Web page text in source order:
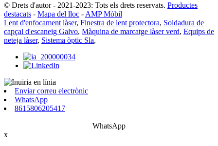
© Drets d'autor - 2021-2023: Tots els drets reservats. Productes
destacats - Mapa del lloc - AMP Mòbil
Lent d'enfocament làser, Finestra de lent protectora, Soldadura de
capçal d'escaneig Galvo, Màquina de marcatge làser verd, Equips de
neteja làser, Sistema òptic Sla,
Enviar correu electrònic
WhatsApp
8615806205417
WhatsApp
x